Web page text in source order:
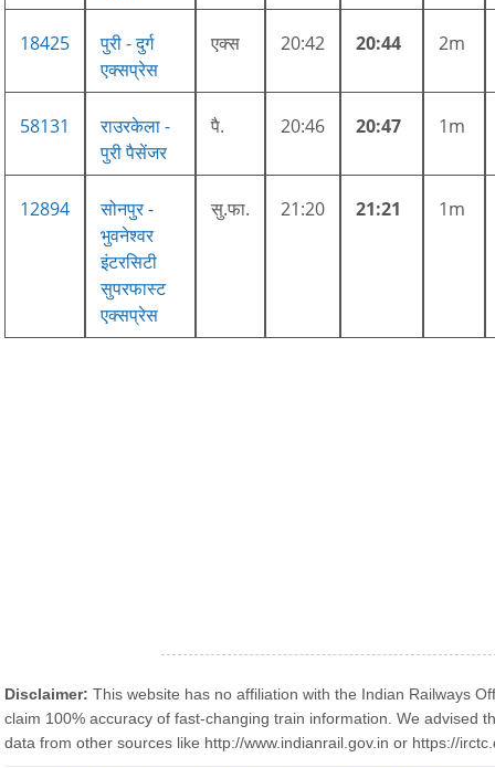
18425
पुरी - दुर्ग
एक्सप्रेस
एक्स 20:42 20:44 2m
58131
राउरकेला -
पुरी पैसेंजर
पै. 20:46 20:47 1m
12894
सोनपुर -
भुवनेश्वर
इंटरसिटी
सुपरफास्ट
एक्सप्रेस
सु.फा. 21:20 21:21 1m
Disclaimer: This website has no affiliation with the Indian Railways
claim 100% accuracy of fast-changing train information. We advised
data from other sources like http://www.indianrail.gov.in or https://